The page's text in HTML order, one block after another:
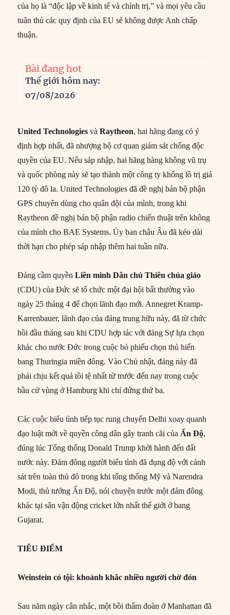
của họ là “độc lập về kinh tế và chính trị,” và mọi yêu cầu
tuân thủ các quy định của EU sẽ không được Anh chấp
thuận.
Bài đang hot
Thế giới hôm nay:
07/08/2026
United Technologies vàRaytheon, hai hãng đang có ý
định hợp nhất, đã nhượng bộ cơ quan giám sát chống độc
quyền của EU. Nếu sáp nhập, hai hãng hàng không vũ trụ
và quốc phòng này sẽ tạo thành một công ty khổng lồ trị giá
120 tỷ đô la. United Technologies đã đề nghị bán bộ phận
GPS chuyên dùng cho quân đội của mình, trong khi
Raytheon đề nghị bán bộ phận radio chiến thuật trên không
của mình cho BAE Systems. Ủy ban châu Âu đã kéo dài
thời hạn cho phép sáp nhập thêm hai tuần nữa.
Đảng cầm quyềnLiên minh Dân chủ Thiên chúa giáo
(CDU) của Đức sẽ tổ chức một đại hội bất thường vào
ngày 25 tháng 4 để chọn lãnh đạo mới. Annegret Kramp-
Karrenbauer, lãnh đạo của đảng trung hữu này, đã từ chức
hồi đầu tháng sau khi CDU hợp tác với đảng Sự lựa chọn
khác cho nước Đức trong cuộc bỏ phiếu chọn thủ hiến
bang Thuringia miền đông. Vào Chủ nhật, đảng này đã
phải chịu kết quả tồi tệ nhất từ trước đến nay trong cuộc
bầu cử vùng ở Hamburg khi chỉ đứng thứ ba.
Các cuộc biểu tình tiếp tục rung chuyển Delhi xoay quanh
đạo luật mới về quyền công dân gây tranh cãi của Ấn Độ,
đúng lúc Tổng thống Donald Trump khởi hành đến đất
nước này. Đám đông người biểu tình đã đụng độ với cảnh
sát trên toàn thủ đô trong khi tổng thống Mỹ và Narendra
Modi, thủ tướng Ấn Độ, nói chuyện trước một đám đông
khác tại sân vận động cricket lớn nhất thế giới ở bang
Gujarat.
TIÊU ĐIỂM
Weinstein có tội: khoảnh khắc nhiều người chờ đón
Sau năm ngày cân nhắc, một bồi thẩm đoàn ở Manhattan đã